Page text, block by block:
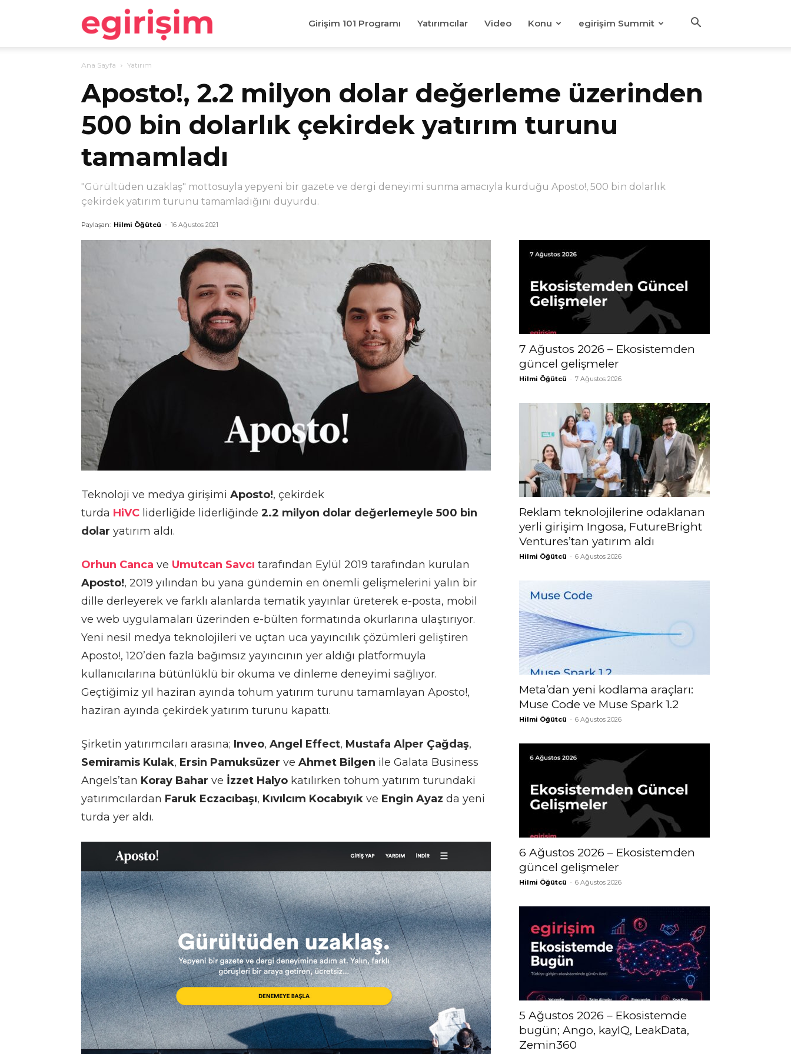
egirişim Girişim 101 Programı Yatırımcılar Video Konu egirişim Summit
Ana Sayfa Yatırım
Aposto!, 2.2 milyon dolar değerleme üzerinden
500 bin dolarlık çekirdek yatırım turunu
tamamladı
"Gürültüden uzaklaş" mottosuyla yepyeni bir gazete ve dergi deneyimi sunma amacıyla kurduğu Aposto!, 500 bin dolarlık
çekirdek yatırım turunu tamamladığını duyurdu.
Paylaşan: Hilmi Öğütcü - 16 Ağustos 2021
Teknoloji ve medya girişimi Aposto!, çekirdek
turda HiVC liderliğide liderliğinde 2.2 milyon dolar değerlemeyle 500 bin
dolar yatırım aldı.
Orhun Canca ve Umutcan Savcı tarafından Eylül 2019 tarafından kurulan
Aposto!, 2019 yılından bu yana gündemin en önemli gelişmelerini yalın bir
dille derleyerek ve farklı alanlarda tematik yayınlar üreterek e-posta, mobil
ve web uygulamaları üzerinden e-bülten formatında okurlarına ulaştırıyor.
Yeni nesil medya teknolojileri ve uçtan uca yayıncılık çözümleri geliştiren
Aposto!, 120’den fazla bağımsız yayıncının yer aldığı platformuyla
kullanıcılarına bütünlüklü bir okuma ve dinleme deneyimi sağlıyor.
Geçtiğimiz yıl haziran ayında tohum yatırım turunu tamamlayan Aposto!,
haziran ayında çekirdek yatırım turunu kapattı.
Şirketin yatırımcıları arasına; Inveo, Angel Effect, Mustafa Alper Çağdaş,
Semiramis Kulak, Ersin Pamuksüzer ve Ahmet Bilgen ile Galata Business
Angels’tan Koray Bahar ve İzzet Halyo katılırken tohum yatırım turundaki
yatırımcılardan Faruk Eczacıbaşı, Kıvılcım Kocabıyık ve Engin Ayaz da yeni
turda yer aldı.
7 Ağustos 2026 – Ekosistemden
güncel gelişmeler
Hilmi Öğütcü - 7 Ağustos 2026
Reklam teknolojilerine odaklanan
yerli girişim Ingosa, FutureBright
Ventures’tan yatırım aldı
Hilmi Öğütcü - 6 Ağustos 2026
Meta’dan yeni kodlama araçları:
Muse Code ve Muse Spark 1.2
Hilmi Öğütcü - 6 Ağustos 2026
6 Ağustos 2026 – Ekosistemden
güncel gelişmeler
Hilmi Öğütcü - 6 Ağustos 2026
5 Ağustos 2026 – Ekosistemde
bugün; Ango, kayIQ, LeakData,
Zemin360